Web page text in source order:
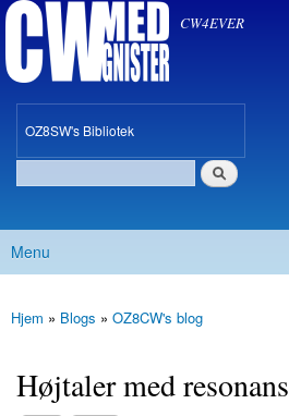
CW med Gnister CW4EVER
oz8swOZ8SW's Bibliotek
Søgefelt
Hovedmenu
Menu
Du er her
Hjem » Blogs » OZ8CW's blog
Højtaler med resonans